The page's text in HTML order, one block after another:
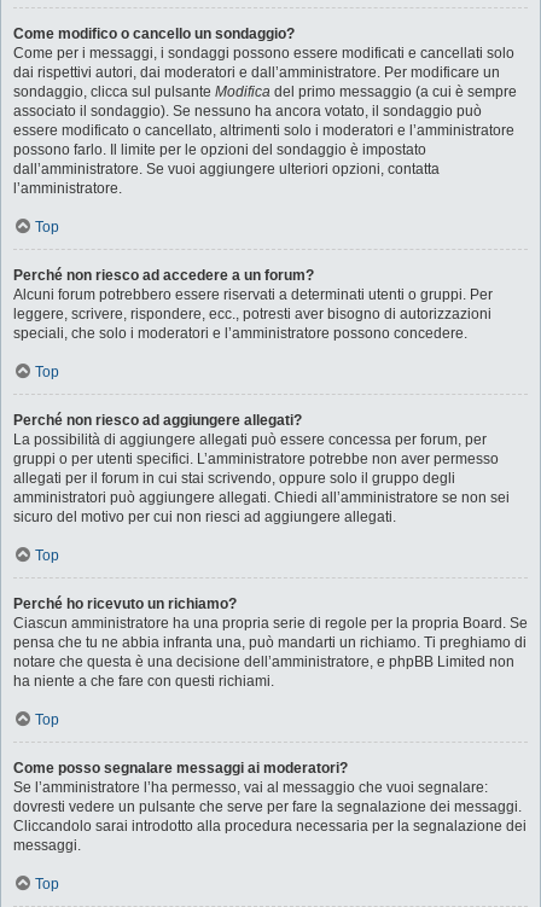
Come modifico o cancello un sondaggio?
Come per i messaggi, i sondaggi possono essere modificati e cancellati solo
dai rispettivi autori, dai moderatori e dall’amministratore. Per modificare un
sondaggio, clicca sul pulsante Modifica del primo messaggio (a cui è sempre
associato il sondaggio). Se nessuno ha ancora votato, il sondaggio può
essere modificato o cancellato, altrimenti solo i moderatori e l’amministratore
possono farlo. Il limite per le opzioni del sondaggio è impostato
dall’amministratore. Se vuoi aggiungere ulteriori opzioni, contatta
l’amministratore.
Top
Perché non riesco ad accedere a un forum?
Alcuni forum potrebbero essere riservati a determinati utenti o gruppi. Per
leggere, scrivere, rispondere, ecc., potresti aver bisogno di autorizzazioni
speciali, che solo i moderatori e l’amministratore possono concedere.
Top
Perché non riesco ad aggiungere allegati?
La possibilità di aggiungere allegati può essere concessa per forum, per
gruppi o per utenti specifici. L’amministratore potrebbe non aver permesso
allegati per il forum in cui stai scrivendo, oppure solo il gruppo degli
amministratori può aggiungere allegati. Chiedi all’amministratore se non sei
sicuro del motivo per cui non riesci ad aggiungere allegati.
Top
Perché ho ricevuto un richiamo?
Ciascun amministratore ha una propria serie di regole per la propria Board. Se
pensa che tu ne abbia infranta una, può mandarti un richiamo. Ti preghiamo di
notare che questa è una decisione dell’amministratore, e phpBB Limited non
ha niente a che fare con questi richiami.
Top
Come posso segnalare messaggi ai moderatori?
Se l’amministratore l’ha permesso, vai al messaggio che vuoi segnalare:
dovresti vedere un pulsante che serve per fare la segnalazione dei messaggi.
Cliccandolo sarai introdotto alla procedura necessaria per la segnalazione dei
messaggi.
Top